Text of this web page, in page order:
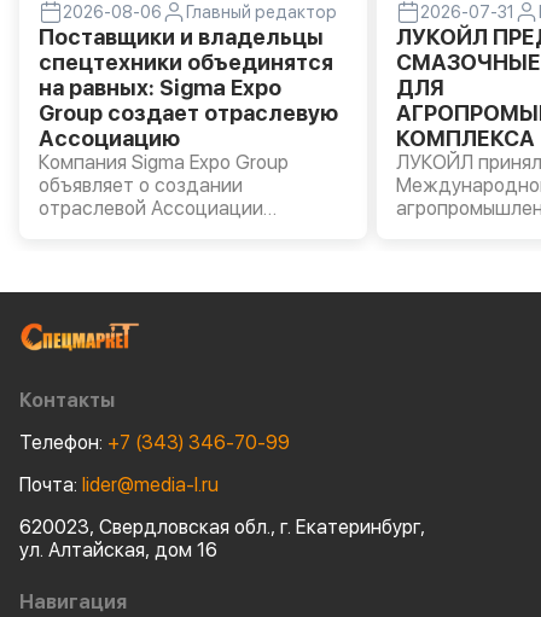
2026-08-06 Главный редактор
Поставщики и владельцы
спецтехники объединятся
на равных: Sigma Expo
Group создает отраслевую
Ассоциацию
Компания Sigma Expo Group
объявляет о создании
отраслевой Ассоциации
2026-07-31
ЛУКОЙЛ
ДЛЯ
КОМПЛЕКСА
ЛУКОЙЛ принял
моторные
Навигация
Контакты
Телефон: +7 (343) 346-70-99
Почта: lider@media-l.ru
620023, Свердловская обл., г. Екатеринбург,
ул. Алтайская, дом 16